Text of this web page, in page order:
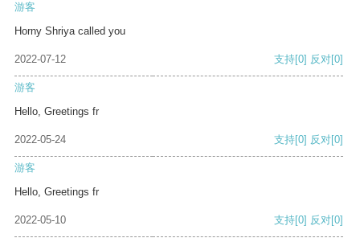
游客
Horny Shriya called you
2022-07-12 支持[0] 反对[0]
游客
Hello, Greetings fr
2022-05-24 支持[0] 反对[0]
游客
Hello, Greetings fr
2022-05-10 支持[0] 反对[0]